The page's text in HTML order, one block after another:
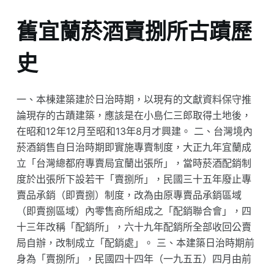
舊宜蘭菸酒賣捌所古蹟歷
史
一、本棟建築建於日治時期，以現有的文獻資料保守推
論現存的古蹟建築，應該是在小島仁三郎取得土地後，
在昭和12年12月至昭和13年8月才興建。 二、台灣境內
菸酒銷售自日治時期即實施專賣制度，大正九年宜蘭成
立「台灣總都府專賣局宜蘭出張所」，當時菸酒配銷制
度於出張所下設若干「賣捌所」，民國三十五年廢止專
賣品承銷（即賣捌）制度，改為由原專賣品承銷區域
（即賣捌區域）內零售商所組成之「配銷聯合會」，四
十三年改稱「配銷所」，六十九年配銷所全部收回公賣
局自辦，改制成立「配銷處」。 三、本建築日治時期前
身為「賣捌所」，民國四十四年（一九五五）四月由前